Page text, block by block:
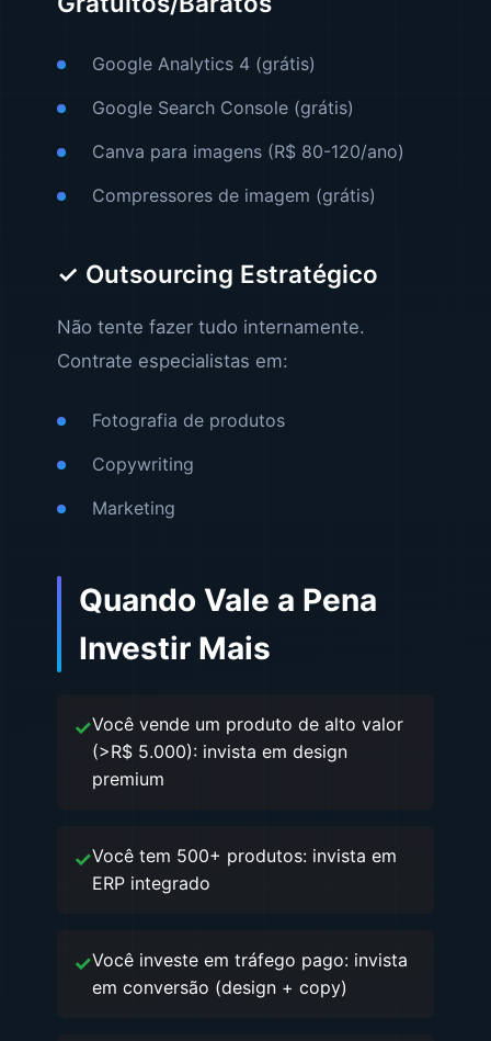
Google Analytics 4 (grátis)
Google Search Console (grátis)
Canva para imagens (R$ 80-120/ano)
Compressores de imagem (grátis)
✓ Outsourcing Estratégico
Não tente fazer tudo internamente.
Contrate especialistas em:
Fotografia de produtos
Copywriting
Marketing
Quando Vale a Pena
Investir Mais
Você vende um produto de alto valor
(>R$ 5.000): invista em design
premium
Você tem 500+ produtos: invista em
ERP integrado
Você investe em tráfego pago: invista
em conversão (design + copy)